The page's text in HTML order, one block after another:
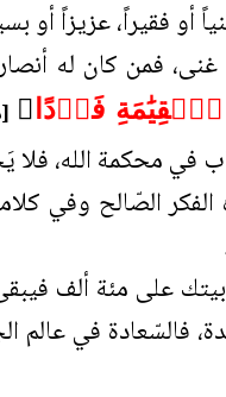
أو فقيراً، عزيزاً أو
غنى، فمن كان له
ٱلۡقِيَٰمَةِ فَرۡدًا ﴾
في محكمة الله،
الصّالح وفي
على مئة ألف
فالسّعادة في